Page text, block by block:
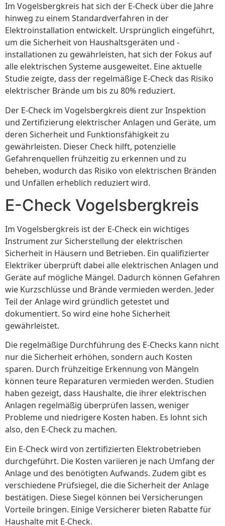
Im Vogelsbergkreis hat sich der E-Check über die Jahre
hinweg zu einem Standardverfahren in der
Elektroinstallation entwickelt. Ursprünglich eingeführt,
um die Sicherheit von Haushaltsgeräten und -
installationen zu gewährleisten, hat sich der Fokus auf
alle elektrischen Systeme ausgeweitet. Eine aktuelle
Studie zeigte, dass der regelmäßige E-Check das Risiko
elektrischer Brände um bis zu 80% reduziert.
Der E-Check im Vogelsbergkreis dient zur Inspektion
und Zertifizierung elektrischer Anlagen und Geräte, um
deren Sicherheit und Funktionsfähigkeit zu
gewährleisten. Dieser Check hilft, potenzielle
Gefahrenquellen frühzeitig zu erkennen und zu
beheben, wodurch das Risiko von elektrischen Bränden
und Unfällen erheblich reduziert wird.
E-Check Vogelsbergkreis
Im Vogelsbergkreis ist der E-Check ein wichtiges
Instrument zur Sicherstellung der elektrischen
Sicherheit in Häusern und Betrieben. Ein qualifizierter
Elektriker überprüft dabei alle elektrischen Anlagen und
Geräte auf mögliche Mängel. Dadurch können Gefahren
wie Kurzschlüsse und Brände vermieden werden. Jeder
Teil der Anlage wird gründlich getestet und
dokumentiert. So wird eine hohe Sicherheit
gewährleistet.
Die regelmäßige Durchführung des E-Checks kann nicht
nur die Sicherheit erhöhen, sondern auch Kosten
sparen. Durch frühzeitige Erkennung von Mängeln
können teure Reparaturen vermieden werden. Studien
haben gezeigt, dass Haushalte, die ihrer elektrischen
Anlagen regelmäßig überprüfen lassen, weniger
Probleme und niedrigere Kosten haben. Es lohnt sich
also, den E-Check zu machen.
Ein E-Check wird von zertifizierten Elektrobetrieben
durchgeführt. Die Kosten variieren je nach Umfang der
Anlage und des benötigten Aufwands. Zudem gibt es
verschiedene Prüfsiegel, die die Sicherheit der Anlage
bestätigen. Diese Siegel können bei Versicherungen
Vorteile bringen. Einige Versicherer bieten Rabatte für
Haushalte mit E-Check.